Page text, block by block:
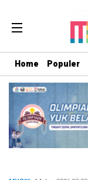
Home Populer